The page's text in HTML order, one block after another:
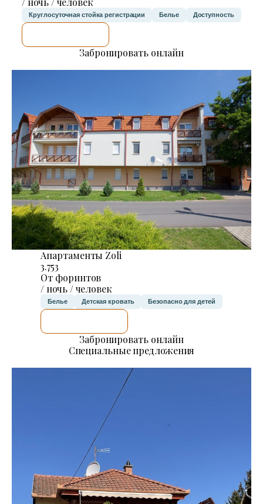
Круглосуточная стойка регистрации Белье Доступность
Забронировать онлайн
Апартаменты Zoli
3.753
От форинтов
/ ночь / человек
Белье Детская кровать Безопасно для детей
Забронировать онлайн
Специальные предложения